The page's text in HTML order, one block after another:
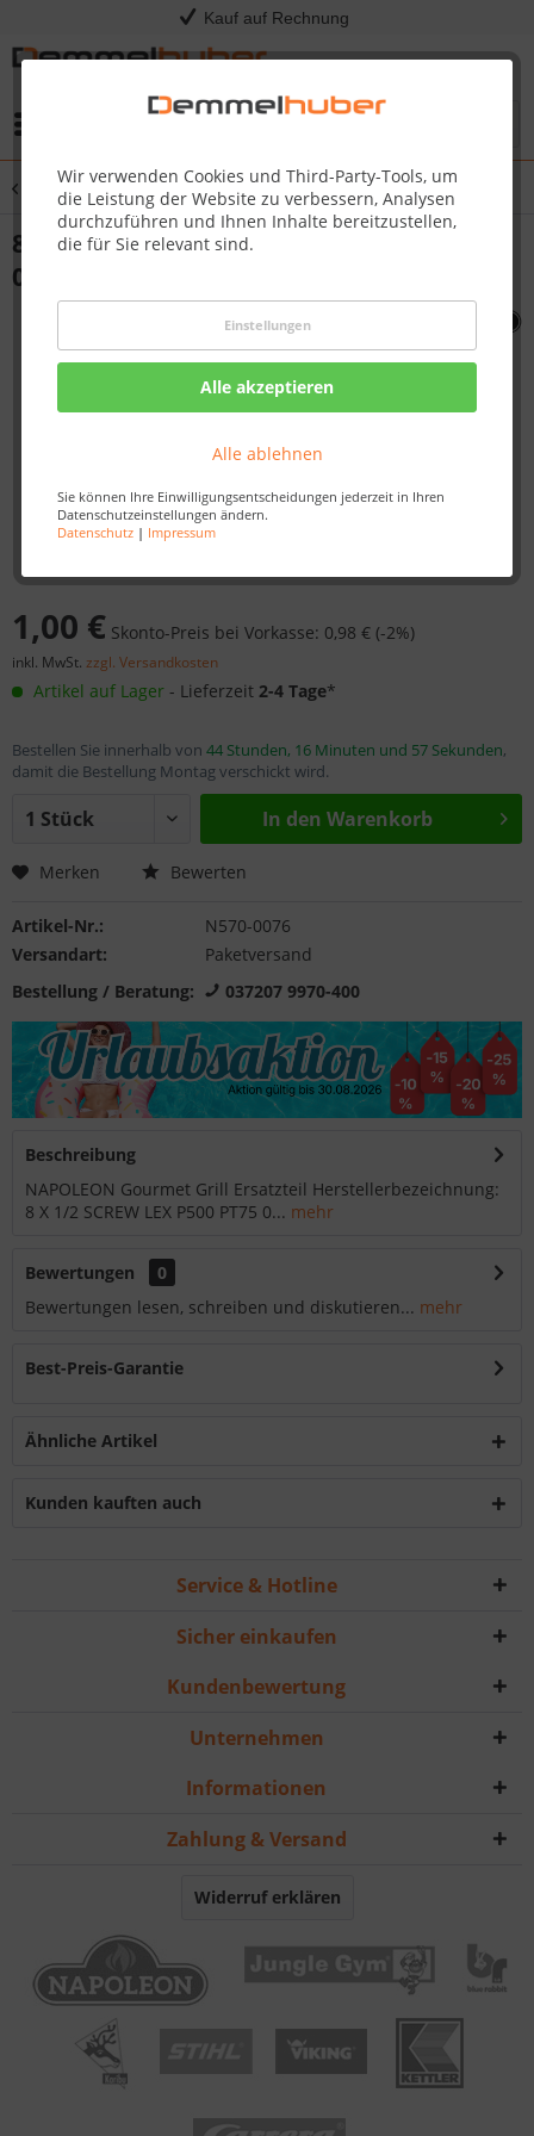
Kauf auf Rechnung
Wir verwenden Cookies und Third-Party-Tools, um
die Leistung der Website zu verbessern, Analysen
durchzuführen und Ihnen Inhalte bereitzustellen,
die für Sie relevant sind.
Einstellungen
Alle akzeptieren
Alle ablehnen
Sie können Ihre Einwilligungsentscheidungen jederzeit in Ihren
Datenschutzeinstellungen ändern.
Datenschutz| Impressum
Übersicht PRO825
8 X 1/2 SCREW LEX P500 PT75 0 #N570-
0076
1,00 € Skonto-Preis bei Vorkasse: 0,98 € (-2%)
inkl. MwSt. zzgl. Versandkosten
Artikel auf Lager - Lieferzeit 2-4 Tage*
Bestellen Sie innerhalb von 44 Stunden, 16 Minuten und 57 Sekunden,
damit die Bestellung Montag verschickt wird.
In den Warenkorb
Merken Bewerten
Artikel-Nr.:
N570-0076
Versandart:
Paketversand
Bestellung / Beratung:
037207 9970-400
Beschreibung
NAPOLEON Gourmet Grill Ersatzteil Herstellerbezeichnung:
8 X 1/2 SCREW LEX P500 PT75 0... mehr
Bewertungen
0
Bewertungen lesen, schreiben und diskutieren... mehr
Best-Preis-Garantie
Ähnliche Artikel
Kunden kauften auch
Service & Hotline
Sicher einkaufen
Kundenbewertung
Unternehmen
Informationen
Zahlung & Versand
Widerruf erklären